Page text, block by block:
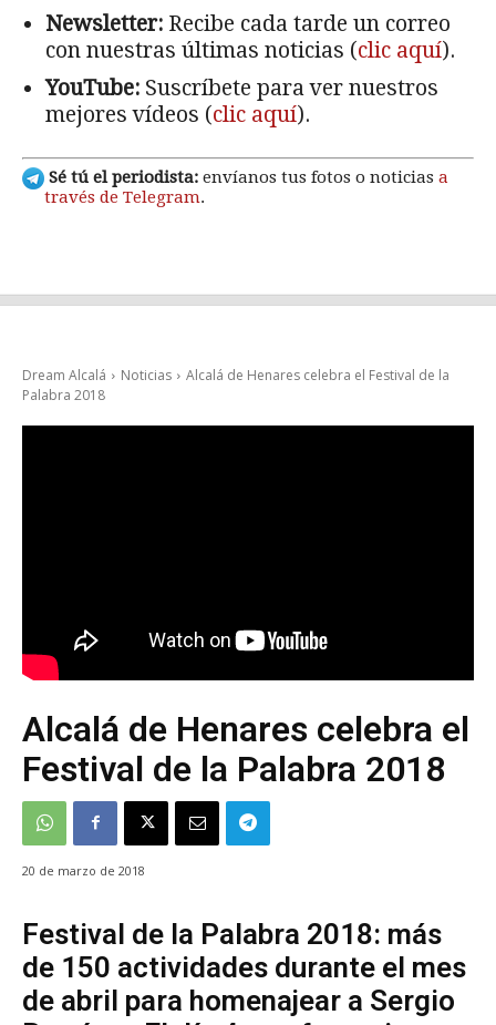
Newsletter: Recibe cada tarde un correo
con nuestras últimas noticias (clic aquí).
YouTube: Suscríbete para ver nuestros
mejores vídeos (clic aquí).
Sé tú el periodista: envíanos tus fotos o noticias a
través de Telegram.